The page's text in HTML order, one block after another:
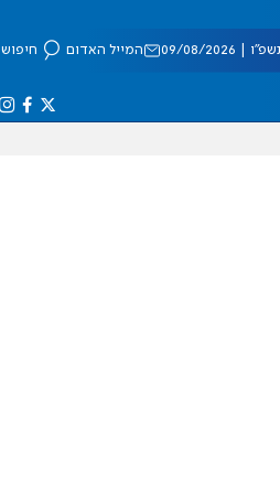
08/2026 המייל האדום חיפוש